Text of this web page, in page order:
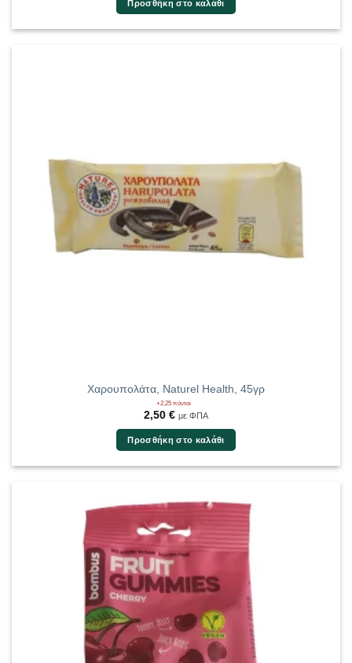
Προσθήκη στο καλάθι
Χαρουπολάτα, Naturel Health, 45γρ
+2,25 πόντοι
2,50 € με ΦΠΑ
Προσθήκη στο καλάθι